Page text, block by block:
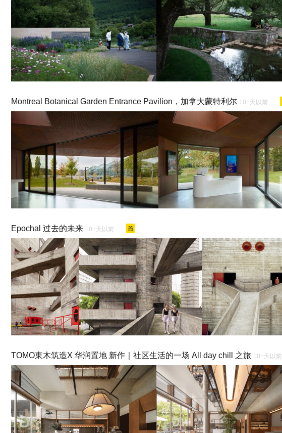
Montreal Botanical Garden Entrance Pavilion，加拿大蒙特利尔 10+天以前
Epochal 过去的未来 10+天以前
TOMO東木筑造X 华润置地 新作｜社区生活的一场 All day chill 之旅 10+天以前